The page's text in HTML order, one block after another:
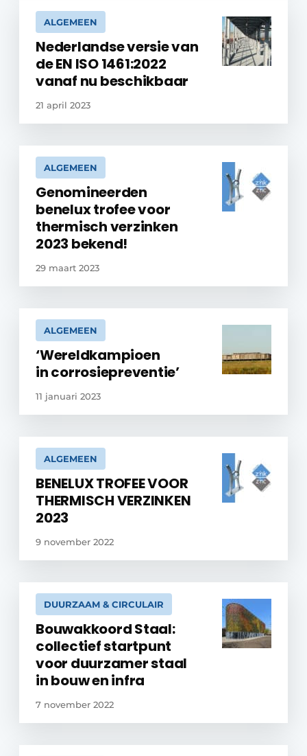
ALGEMEEN
Nederlandse versie van
de EN ISO 1461:2022
vanaf nu beschikbaar
21 april 2023
ALGEMEEN
Genomineerden
benelux trofee voor
thermisch verzinken
2023 bekend!
29 maart 2023
ALGEMEEN
‘Wereldkampioen
in corrosiepreventie’
11 januari 2023
ALGEMEEN
BENELUX TROFEE VOOR
THERMISCH VERZINKEN
2023
9 november 2022
DUURZAAM & CIRCULAIR
Bouwakkoord Staal:
collectief startpunt
voor duurzamer staal
in bouw en infra
7 november 2022